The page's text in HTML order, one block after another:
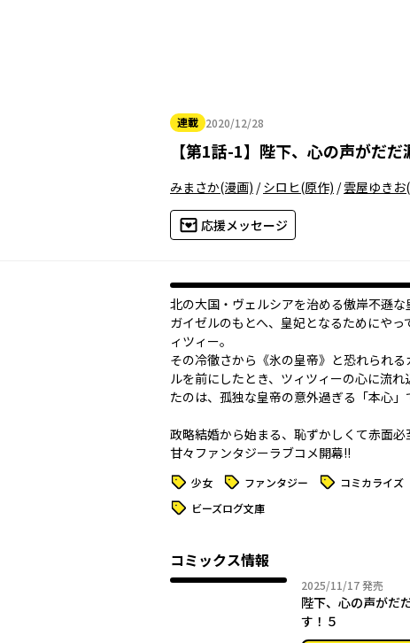
連載 2020/12/28
2020年12月28日
【第1話-1】 陛下、心の声がだだ
みまさか(漫画) /シロヒ(原作) /雲屋ゆきお
応援メッセージ
北の大国・ヴェルシアを治める傲岸不遜な
ガイゼルのもとへ、皇妃となるためにやっ
ィツィー。
その冷徹さから《氷の皇帝》と恐れられる
ルを前にしたとき、ツィツィーの心に流れ
たのは、孤独な皇帝の意外過ぎる「本心」で
政略結婚から始まる、恥ずかしくて赤面必
甘々ファンタジーラブコメ開幕!!
タグ 少女 タグ ファンタジー タグ コミカライズ
タグ ビーズログ文庫
コミックス情報
2025/11/172025年11
発売
陛下、心の声がだ
す！５